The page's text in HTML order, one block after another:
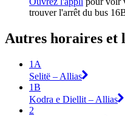
trouver l'arrêt du bus
Autres horaires et
1A
Selitë – Allias
1B
Kodra e Diellit – Allias
2